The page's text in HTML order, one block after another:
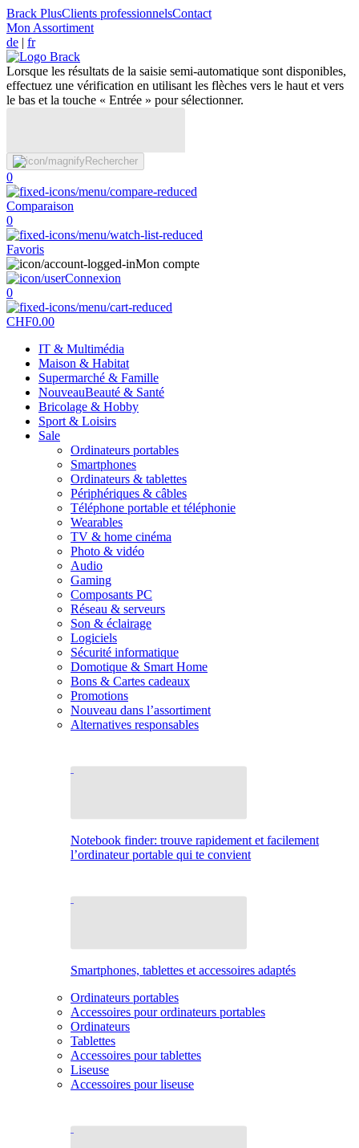
Brack PlusClients professionnelsContact
Mon Assortiment
de | fr
Lorsque les résultats de la saisie semi-automatique sont disponibles,
effectuez une vérification en utilisant les flèches vers le haut et vers
le bas et la touche « Entrée » pour sélectionner.
Rechercher
0
Comparaison
0
Favoris
Mon compte
Connexion
0
CHF0.00
IT & Multimédia
Maison & Habitat
Supermarché & Famille
NouveauBeauté & Santé
Bricolage & Hobby
Sport & Loisirs
Sale
Ordinateurs portables
Smartphones
Ordinateurs & tablettes
Périphériques & câbles
Téléphone portable et téléphonie
Wearables
TV & home cinéma
Photo & vidéo
Audio
Gaming
Composants PC
Réseau & serveurs
Son & éclairage
Logiciels
Sécurité informatique
Domotique & Smart Home
Bons & Cartes cadeaux
Promotions
Nouveau dans l’assortiment
Alternatives responsables
Notebook finder: trouve rapidement et facilement
l’ordinateur portable qui te convient
Smartphones, tablettes et accessoires adaptés
Ordinateurs portables
Accessoires pour ordinateurs portables
Ordinateurs
Tablettes
Accessoires pour tablettes
Liseuse
Accessoires pour liseuse